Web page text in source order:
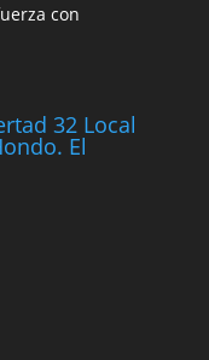
con
32 Local
El